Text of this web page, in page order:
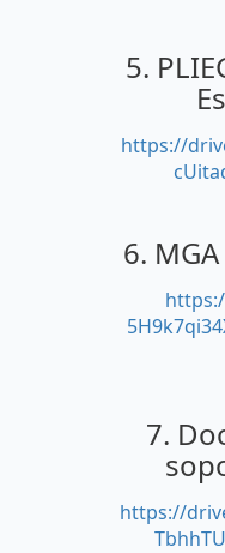
5.
https://
6.
7.
https://